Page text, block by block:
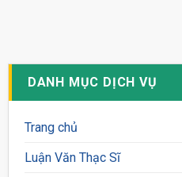
DANH MỤC DỊCH VỤ
Trang chủ
Luận Văn Thạc Sĩ